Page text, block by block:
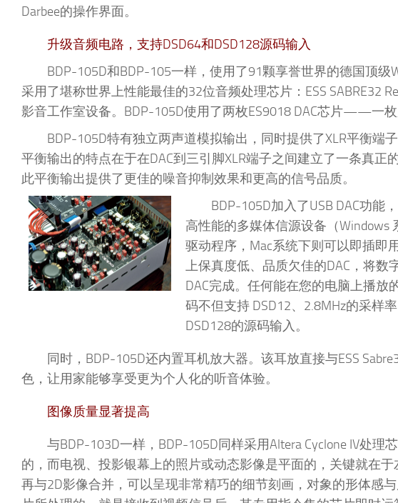
Darbee的操作界面。
升级音频电路，支持DSD64和DSD128源码输入
BDP-105D和BDP-105一样，使用了91颗享誉世界的德国顶级
采用了堪称世界上性能最佳的32位音频处理芯片：ESS SABRE32
影音工作室设备。BDP-105D使用了两枚ES9018 DAC芯片——一
BDP-105D特有独立两声道模拟输出，同时提供了XLR平衡端子
平衡输出的特点在于在DAC到三引脚XLR端子之间建立了一条真正
此平衡输出提供了更佳的噪音抑制效果和更高的信号品质。
BDP-105D加入了USB DAC功能
高性能的多媒体信源设备（Windows
驱动程序，Mac系统下则可以即插即
上保真度低、品质欠佳的DAC，将数
DAC完成。任何能在您的电脑上播放
码不但支持 DSD12、2.8MHz的采样
DSD128的源码输入。
同时，BDP-105D还内置耳机放大器。该耳放直接与ESS
色，让用家能够享受更为个人化的听音体验。
图像质量显著提高
与BDP-103D一样，BDP-105D同样采用Altera Cyclone IV处
的，而电视、投影银幕上的照片或动态影像是平面的，关键就在
再与2D影像合并，可以呈现非常精巧的细节刻画，对象的形体感